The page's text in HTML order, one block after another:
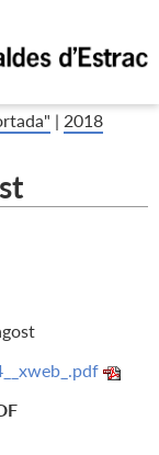
| 2018